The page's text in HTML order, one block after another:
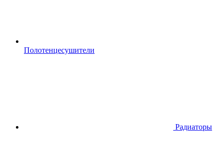
Полотенцесушители
Радиаторы